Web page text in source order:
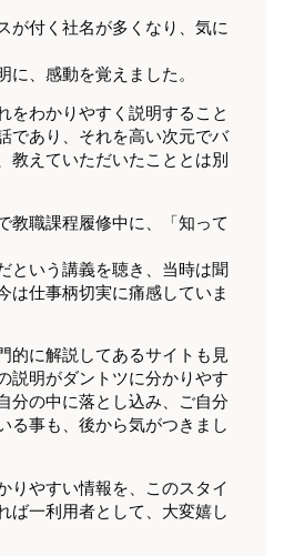
が付く社名が多くなり、気に
に、感動を覚えました。
をわかりやすく説明すること
であり、それを高い次元でバ
教えていただいたこととは別
教職課程履修中に、「知って
という講義を聴き、当時は聞
は仕事柄切実に痛感していま
的に解説してあるサイトも見
説明がダントツに分かりやす
分の中に落とし込み、ご自分
る事も、後から気がつきまし
りやすい情報を、このスタイ
ば一利用者として、大変嬉し